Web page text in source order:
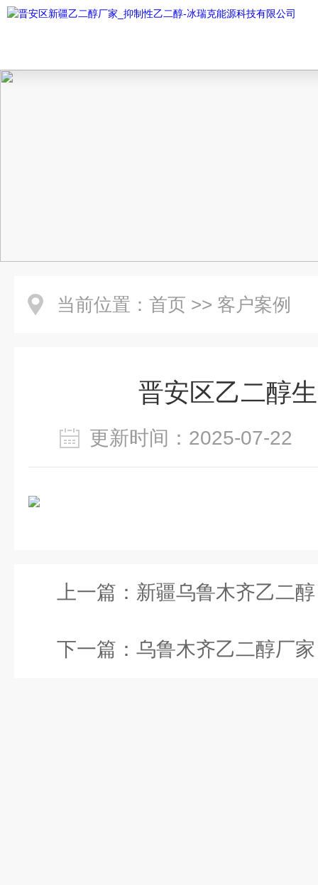
当前位置： 首页 >> 客户案例
晋安区乙二醇
更新时间：2025-07-
上一篇： 新疆乌鲁木齐乙二醇
下一篇： 乌鲁木齐乙二醇厂家